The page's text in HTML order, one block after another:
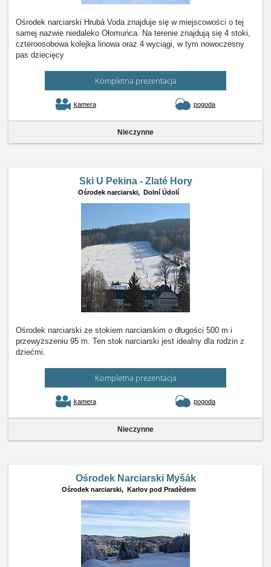
Ośrodek narciarski Hrubá Voda znajduje się w miejscowości o tej
samej nazwie niedaleko Ołomuńca. Na terenie znajdują się 4 stoki,
czteroosobowa kolejka linowa oraz 4 wyciągi, w tym nowoczesny
pas dziecięcy
Kompletna prezentacja
kamera pogoda
Nieczynne
Ski U Pekina - Zlaté Hory
Ośrodek narciarski, Dolní Údolí
Ośrodek narciarski ze stokiem narciarskim o długości 500 m i
przewyższeniu 95 m. Ten stok narciarski jest idealny dla rodzin z
dziećmi.
Kompletna prezentacja
kamera pogoda
Nieczynne
Ośrodek Narciarski Myšák
Ośrodek narciarski, Karlov pod Pradědem